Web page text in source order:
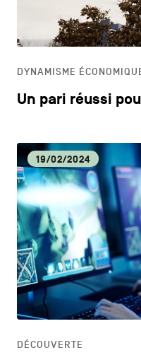
DYNAMISME
Un pari réussi
19/02/2024
DÉCOUVERTE